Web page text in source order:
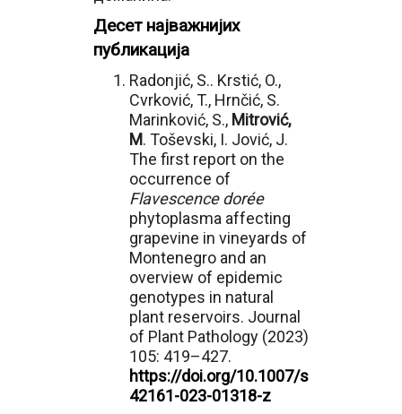
Десет најважнијих
публикација
Radonjić, S.. Krstić, O.,
Cvrković, T., Hrnčić, S.
Marinković, S., Mitrović,
M. Toševski, I. Jović, J.
The first report on the
occurrence of
Flavescence dorée
phytoplasma affecting
grapevine in vineyards of
Montenegro and an
overview of epidemic
genotypes in natural
plant reservoirs. Journal
of Plant Pathology (2023)
105: 419–427.
https://doi.org/10.1007/s
42161-023-01318-z